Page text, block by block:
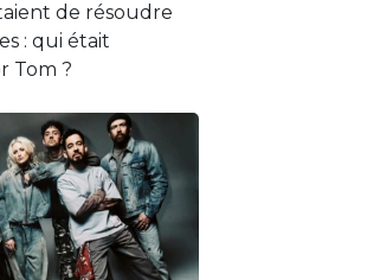
de résoudre
: qui était
Tom ?